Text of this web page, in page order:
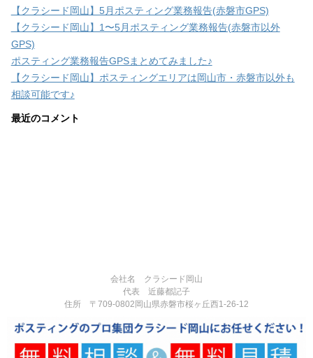
【クラシード岡山】5月ポスティング業務報告(赤磐市GPS)
【クラシード岡山】1〜5月ポスティング業務報告(赤磐市以外
GPS)
ポスティング業務報告GPSまとめてみました♪
【クラシード岡山】ポスティングエリアは岡山市・赤磐市以外も
相談可能です♪
最近のコメント
会社名 クラシード岡山
代表 近藤都記子
住所 〒709-0802岡山県赤磐市桜ヶ丘西1-26-12
営業時間:8:00-17:00
定休日:不定休